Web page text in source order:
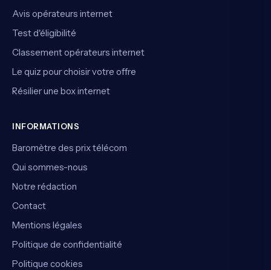
Avis opérateurs internet
Test d'éligibilité
Classement opérateurs internet
Le quiz pour choisir votre offre
Résilier une box internet
INFORMATIONS
Baromètre des prix télécom
Qui sommes-nous
Notre rédaction
Contact
Mentions légales
Politique de confidentialité
Politique cookies